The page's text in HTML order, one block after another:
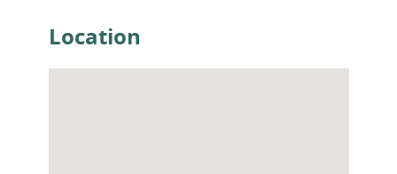
Parkeervoorziening
Location